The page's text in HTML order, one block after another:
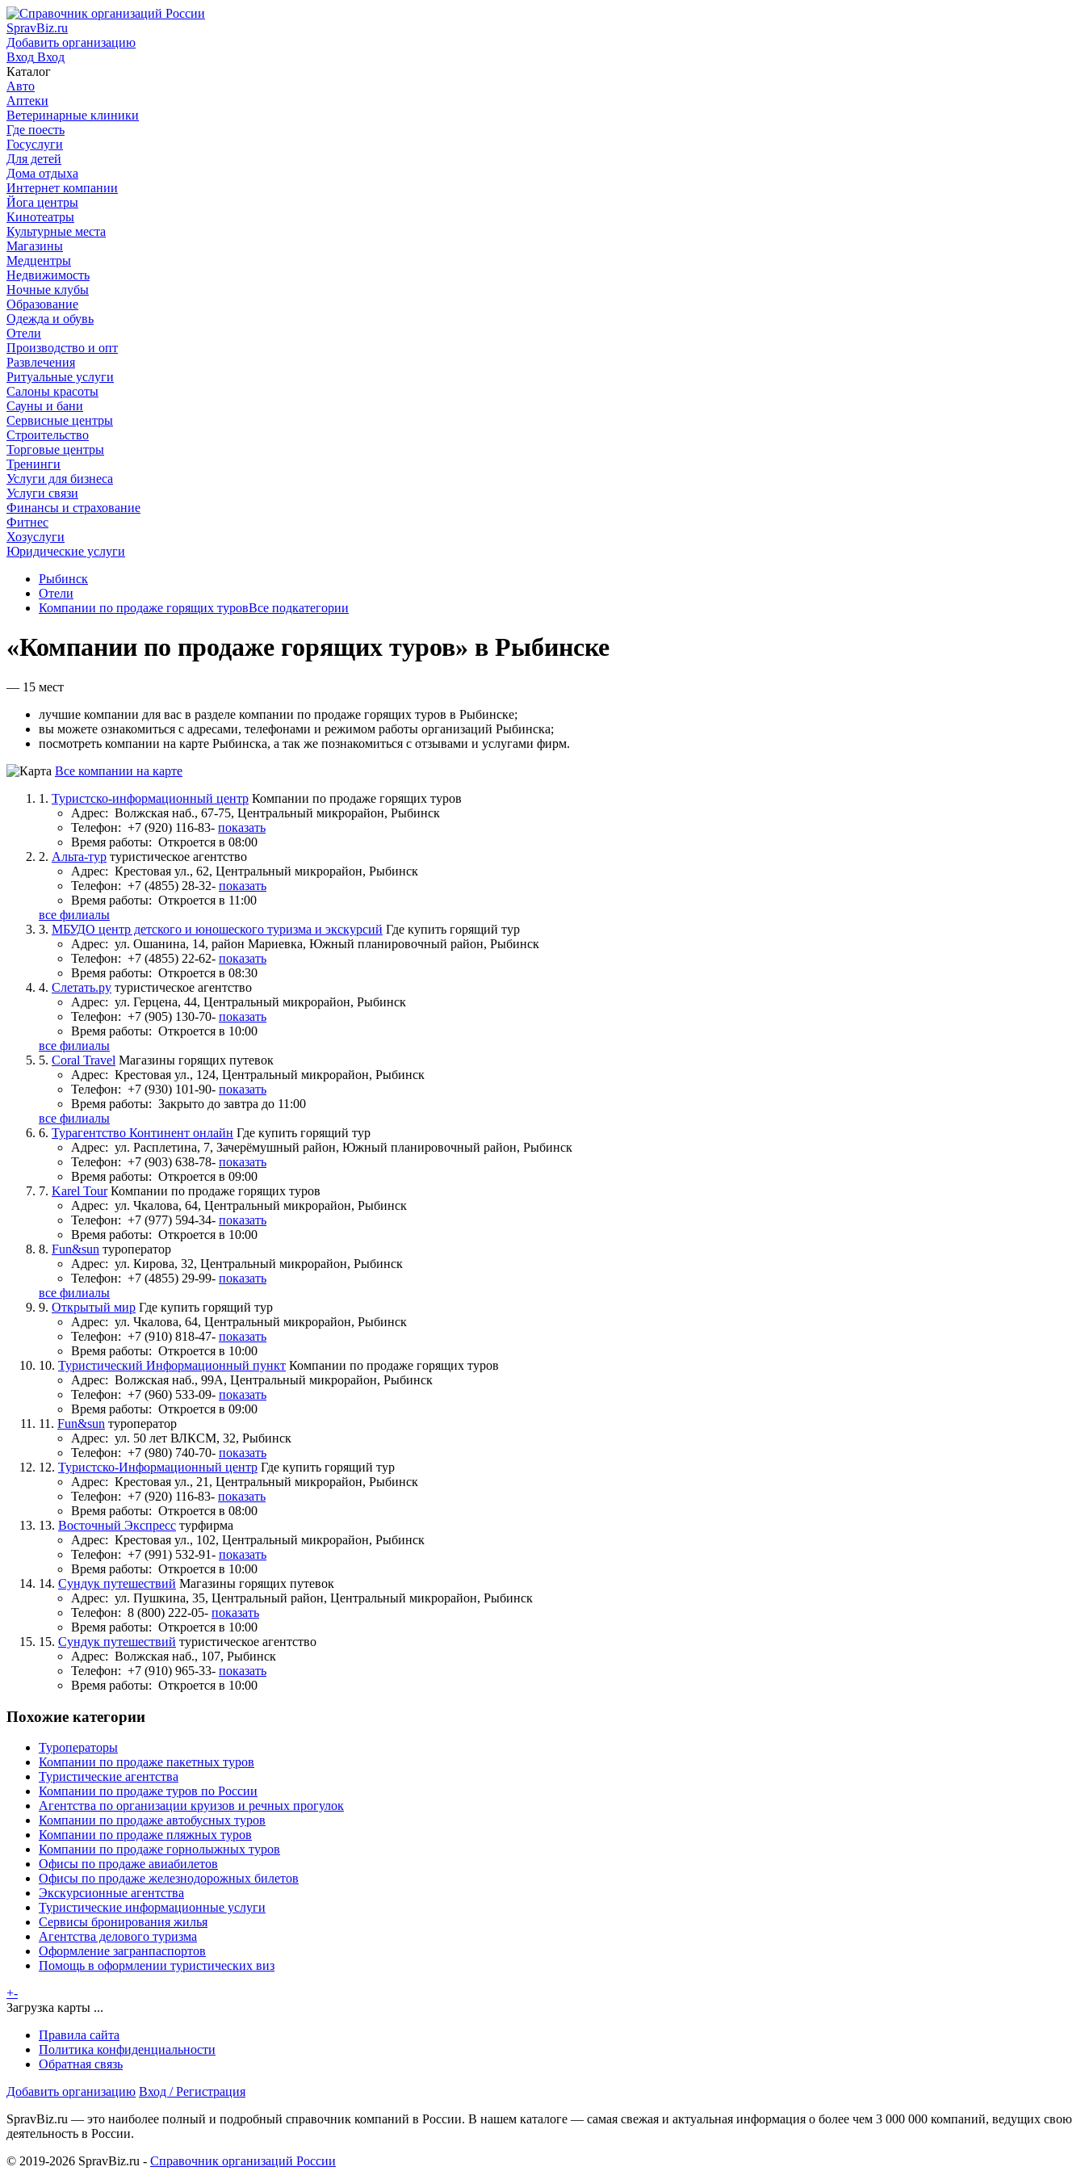
SpravBiz.ru
Добавить организацию
Вход Вход
Каталог
Авто
Аптеки
Ветеринарные клиники
Где поесть
Госуслуги
Для детей
Дома отдыха
Интернет компании
Йога центры
Кинотеатры
Культурные места
Магазины
Медцентры
Недвижимость
Ночные клубы
Образование
Одежда и обувь
Отели
Производство и опт
Развлечения
Ритуальные услуги
Салоны красоты
Сауны и бани
Сервисные центры
Строительство
Торговые центры
Тренинги
Услуги для бизнеса
Услуги связи
Финансы и страхование
Фитнес
Хозуслуги
Юридические услуги
Рыбинск
Отели
Компании по продаже горящих туровВсе подкатегории
«Компании по продаже горящих туров» в Рыбинске
— 15 мест
лучшие компании для вас в разделе компании по продаже горящих туров в Рыбинске;
вы можете ознакомиться с адресами, телефонами и режимом работы организаций Рыбинска;
посмотреть компании на карте Рыбинска, а так же познакомиться с отзывами и услугами фирм.
Все компании на карте
1. Туристско-информационный центр Компании по продаже горящих туров
Адрес: Волжская наб., 67-75, Центральный микрорайон, Рыбинск
Телефон: +7 (920) 116-83- показать
Время работы: Откроется в 08:00
2. Альта-тур туристическое агентство
Адрес: Крестовая ул., 62, Центральный микрорайон, Рыбинск
Телефон: +7 (4855) 28-32- показать
Время работы: Откроется в 11:00
все филиалы
3. МБУДО центр детского и юношеского туризма и экскурсий Где купить горящий тур
Адрес: ул. Ошанина, 14, район Мариевка, Южный планировочный район, Рыбинск
Телефон: +7 (4855) 22-62- показать
Время работы: Откроется в 08:30
4. Слетать.ру туристическое агентство
Адрес: ул. Герцена, 44, Центральный микрорайон, Рыбинск
Телефон: +7 (905) 130-70- показать
Время работы: Откроется в 10:00
все филиалы
5. Coral Travel Магазины горящих путевок
Адрес: Крестовая ул., 124, Центральный микрорайон, Рыбинск
Телефон: +7 (930) 101-90- показать
Время работы: Закрыто до завтра до 11:00
все филиалы
6. Турагентство Континент онлайн Где купить горящий тур
Адрес: ул. Расплетина, 7, Зачерёмушный район, Южный планировочный район, Рыбинск
Телефон: +7 (903) 638-78- показать
Время работы: Откроется в 09:00
7. Karel Tour Компании по продаже горящих туров
Адрес: ул. Чкалова, 64, Центральный микрорайон, Рыбинск
Телефон: +7 (977) 594-34- показать
Время работы: Откроется в 10:00
8. Fun&sun туроператор
Адрес: ул. Кирова, 32, Центральный микрорайон, Рыбинск
Телефон: +7 (4855) 29-99- показать
все филиалы
9. Открытый мир Где купить горящий тур
Адрес: ул. Чкалова, 64, Центральный микрорайон, Рыбинск
Телефон: +7 (910) 818-47- показать
Время работы: Откроется в 10:00
10. Туристический Информационный пункт Компании по продаже горящих туров
Адрес: Волжская наб., 99А, Центральный микрорайон, Рыбинск
Телефон: +7 (960) 533-09- показать
Время работы: Откроется в 09:00
11. Fun&sun туроператор
Адрес: ул. 50 лет ВЛКСМ, 32, Рыбинск
Телефон: +7 (980) 740-70- показать
12. Туристско-Информационный центр Где купить горящий тур
Адрес: Крестовая ул., 21, Центральный микрорайон, Рыбинск
Телефон: +7 (920) 116-83- показать
Время работы: Откроется в 08:00
13. Восточный Экспресс турфирма
Адрес: Крестовая ул., 102, Центральный микрорайон, Рыбинск
Телефон: +7 (991) 532-91- показать
Время работы: Откроется в 10:00
14. Сундук путешествий Магазины горящих путевок
Адрес: ул. Пушкина, 35, Центральный район, Центральный микрорайон, Рыбинск
Телефон: 8 (800) 222-05- показать
Время работы: Откроется в 10:00
15. Сундук путешествий туристическое агентство
Адрес: Волжская наб., 107, Рыбинск
Телефон: +7 (910) 965-33- показать
Время работы: Откроется в 10:00
Похожие категории
Туроператоры
Компании по продаже пакетных туров
Туристические агентства
Компании по продаже туров по России
Агентства по организации круизов и речных прогулок
Компании по продаже автобусных туров
Компании по продаже пляжных туров
Компании по продаже горнолыжных туров
Офисы по продаже авиабилетов
Офисы по продаже железнодорожных билетов
Экскурсионные агентства
Туристические информационные услуги
Сервисы бронирования жилья
Агентства делового туризма
Оформление загранпаспортов
Помощь в оформлении туристических виз
+-
Загрузка карты ...
Правила сайта
Политика конфиденциальности
Обратная связь
Добавить организацию Вход / Регистрация
SpravBiz.ru — это наиболее полный и подробный справочник компаний в России. В нашем каталоге — самая свежая и актуальная информация о более чем 3 000 000 компаний, ведущих свою
деятельность в России.
© 2019-2026 SpravBiz.ru - Справочник организаций России